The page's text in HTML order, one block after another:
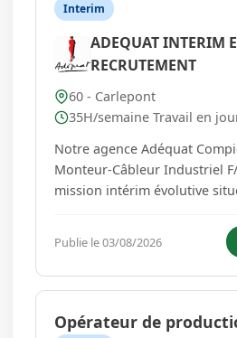
Interim
ADEQUAT INTERIM
RECRUTEMENT
60 - Carlepont
35H/semaine Travail en
Notre agence Adéquat
Monteur-Câbleur Industriel
mission intérim évolutive
Réaliser l'assemblage
ensembles et équipements i...
Publie le 03/08/2026
Opérateur de